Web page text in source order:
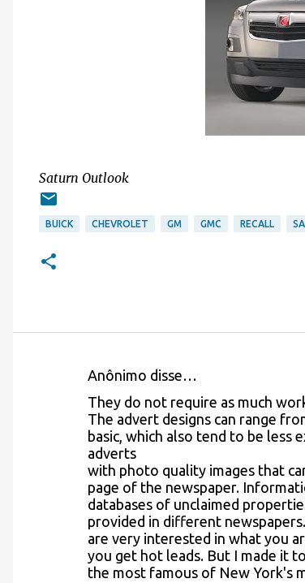
Saturn Outlook
BUICK CHEVROLET GM GMC RECALL
Anônimo disse…
They do not require as much
The advert designs can range
basic, which also tend to be less
adverts
with photo quality images that
page of the newspaper.
databases of unclaimed
provided in different
are very interested in what you
you get hot leads. But I made it
the most famous of New York's